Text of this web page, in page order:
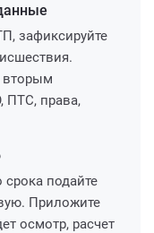
зафиксируйте
вторым
ПТС, права,
срока подайте
Приложите
осмотр, расчет